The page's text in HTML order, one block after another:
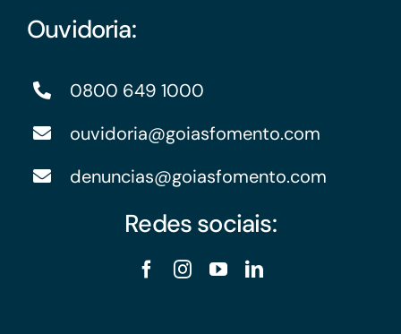
Ouvidoria:
0800 649 1000
ouvidoria@goiasfomento.com
denuncias@goiasfomento.com
Redes sociais: